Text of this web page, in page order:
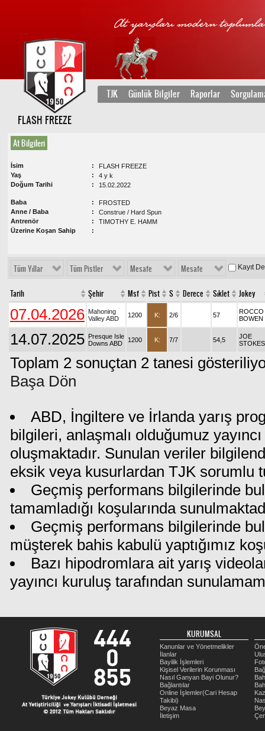
TJK Günlük Bilgiler Raporlar
FLASH FREEZE
At Bilgileri
İsim
FLASH FREEZE
Yaş
4 y k
Doğum Tarihi
15.02.2022
Baba
FROSTED
Anne / Baba
Construe / Hard Spun
Antrenör
TIMOTHY E. HAMM
Üzerine Koşan Sahip
Tüm Yıllar Tüm Pistler Mesafe Mesafe Kayıt
Tarih Şehir Msf Pist S Derece Sıklet Jokey
07.04.2026 Mahoning
Valley ABD
1200 K: 2/6 57
ROCCO
BOWEN
14.07.2025 Presque Isle
Downs ABD
1200 K: 7/7 54,5
JOE
STOKES
Toplam 2 sonuçtan 2 tanesi
Başa Dön
ABD, İngiltere ve İrlanda yarış
bilgileri, anlaşmalı olduğumuz
oluşmaktadır. Sunulan veriler
eksik veya kusurlardan TJK sorumlu
Geçmiş performans bilgilerinde
tamamladığı koşularında
Geçmiş performans bilgilerinde
müşterek bahis kabulü yaptığımız
Bazı hipodromlara ait yarış
yayıncı kuruluş tarafından
KURUMSAL
Kanunlar ve Yönetmelikler
İlanlar
Bayilik İşlemleri
Kişisel Verilerin Korunması
Nasıl Ganyan Bayi Olunur?
Bağlantılar
Online İşlemler(Cari Hesap
Takibi)
Beyaz Masa
İletişim